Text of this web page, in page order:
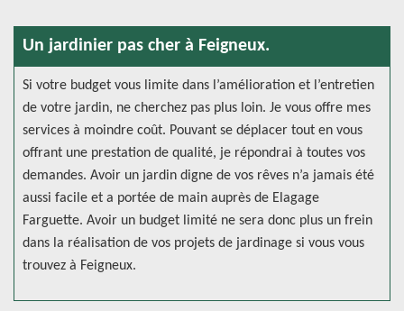
Un jardinier pas cher à Feigneux.
Si votre budget vous limite dans l’amélioration et l’entretien
de votre jardin, ne cherchez pas plus loin. Je vous offre mes
services à moindre coût. Pouvant se déplacer tout en vous
offrant une prestation de qualité, je répondrai à toutes vos
demandes. Avoir un jardin digne de vos rêves n’a jamais été
aussi facile et a portée de main auprès de Elagage
Farguette. Avoir un budget limité ne sera donc plus un frein
dans la réalisation de vos projets de jardinage si vous vous
trouvez à Feigneux.